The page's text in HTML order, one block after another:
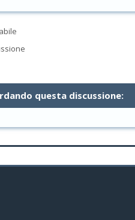
questa discussione: